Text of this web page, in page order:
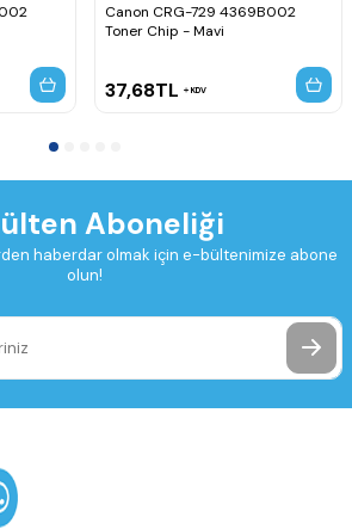
Canon CRG-729 4369B002
Toner Chip - Mavi
37,68TL KDV
Aboneliği
haberdar olmak için e-bültenimize abone
olun!